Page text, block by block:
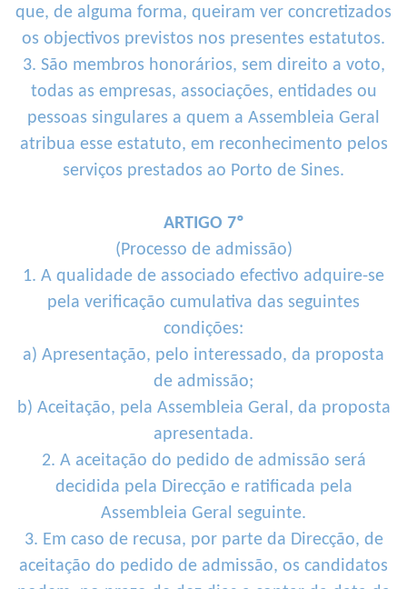
que, de alguma forma, queiram ver concretizados
os objectivos previstos nos presentes estatutos.
3. São membros honorários, sem direito a voto,
todas as empresas, associações, entidades ou
pessoas singulares a quem a Assembleia Geral
atribua esse estatuto, em reconhecimento pelos
serviços prestados ao Porto de Sines.
ARTIGO 7º
(Processo de admissão)
1. A qualidade de associado efectivo adquire-se
pela verificação cumulativa das seguintes
condições:
a) Apresentação, pelo interessado, da proposta
de admissão;
b) Aceitação, pela Assembleia Geral, da proposta
apresentada.
2. A aceitação do pedido de admissão será
decidida pela Direcção e ratificada pela
Assembleia Geral seguinte.
3. Em caso de recusa, por parte da Direcção, de
aceitação do pedido de admissão, os candidatos